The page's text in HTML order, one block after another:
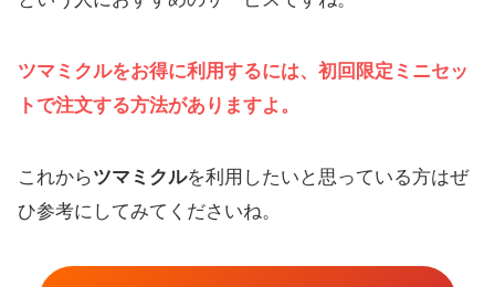
ツマミクルをお得に利用するには、初回限定ミニセッ
トで注文する方法がありますよ。
これからツマミクルを利用したいと思っている方はぜ
ひ参考にしてみてくださいね。